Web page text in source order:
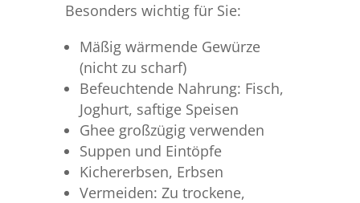
Besonders wichtig für Sie:
Mäßig wärmende Gewürze
(nicht zu scharf)
Befeuchtende Nahrung: Fisch,
Joghurt, saftige Speisen
Ghee großzügig verwenden
Suppen und Eintöpfe
Kichererbsen, Erbsen
Vermeiden: Zu trockene,